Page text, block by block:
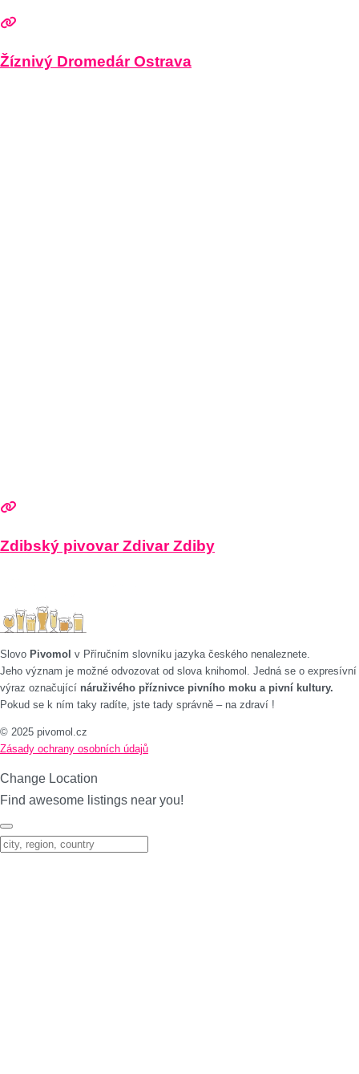
Žíznivý Dromedár Ostrava
Zdibský pivovar Zdivar Zdiby
Slovo Pivomol v Příručním slovníku jazyka českého nenaleznete.
Jeho význam je možné odvozovat od slova knihomol. Jedná se o expresívní
výraz označující náruživého příznivce pivního moku a pivní kultury.
Pokud se k ním taky radíte, jste tady správně – na zdraví !
© 2025 pivomol.cz
Zásady ochrany osobních údajů
Change Location
Find awesome listings near you!
Change Location